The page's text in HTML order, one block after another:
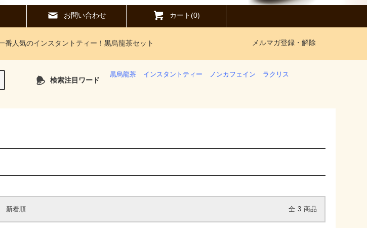
お問い合わせ カート(0)
番人気のインスタントティー！黒烏龍茶セット メルマガ登録・解除
検索注目ワード
黒烏龍茶 インスタントティー ノンカフェイン ラクリス
新着順 全 3 商品